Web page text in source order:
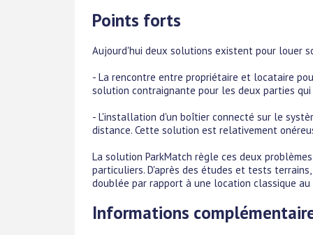
Points forts
Aujourd'hui deux solutions existent pour louer
- La rencontre entre propriétaire et locataire
solution contraignante pour les deux parties
- L'installation d'un boîtier connecté sur le
distance. Cette solution est relativement
La solution ParkMatch règle ces deux
particuliers. D'après des études et tests
doublée par rapport à une location classique au
Informations